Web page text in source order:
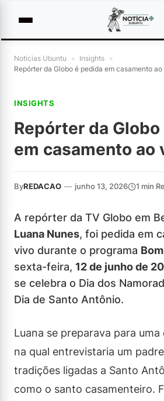
Noticias Ubuntu » Insights »
Repórter da Globo é pedida em casamento
INSIGHTS
Repórter da
em casamento ao
ByREDACAO — junho 13, 2026 1 min
A repórter da TV Globo em
Luana Nunes, foi pedida em
vivo durante o programa
sexta-feira, 12 de junho de
se celebra o Dia dos
Dia de Santo Antônio.
Luana se preparava para
na qual entrevistaria um
tradições ligadas a Santo
como o santo casamenteiro.